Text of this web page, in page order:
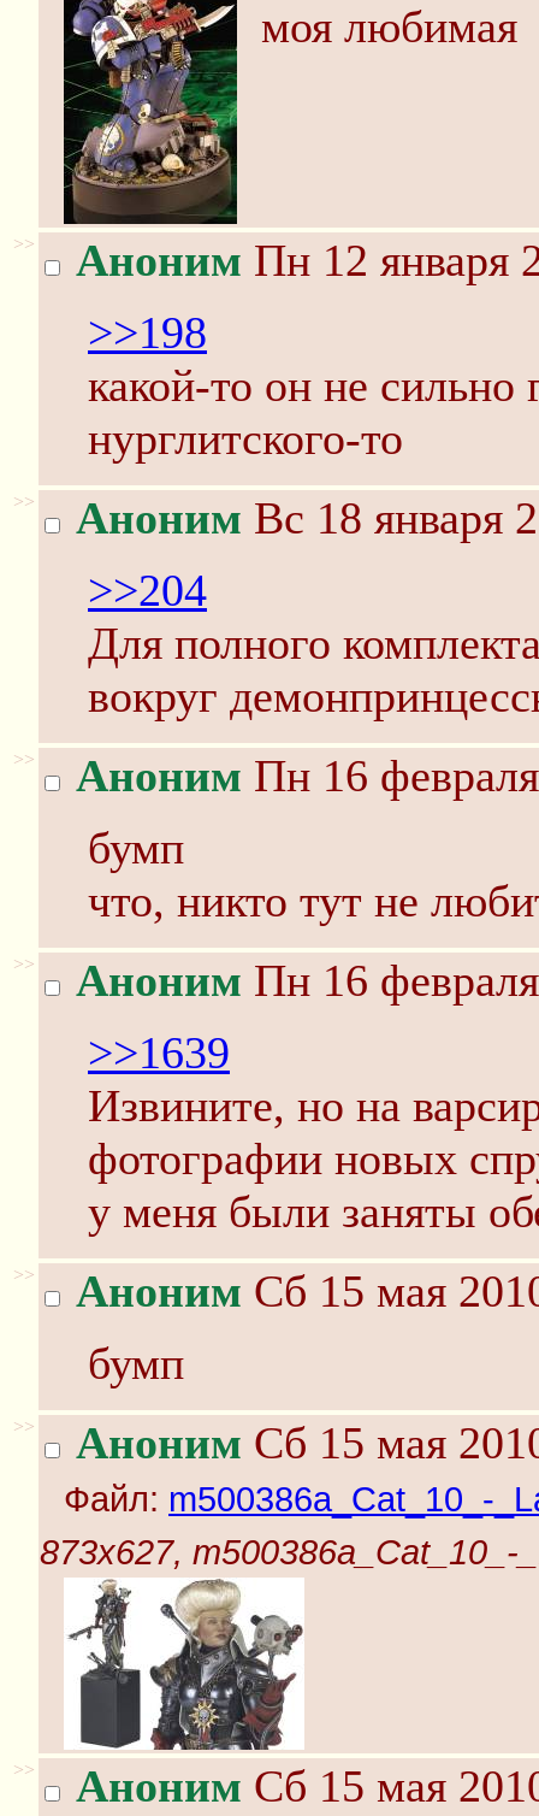
моя любимая
>> Аноним Пн 12 января
>>198
какой-то он не
нурглитского-то
>> Аноним Вс 18 января
>>204
Для полного
вокруг
>> Аноним Пн 16
бумп
что, никто тут не
>> Аноним Пн 16
>>1639
Извините, но на
фотографии новых
у меня были заняты
>> Аноним Сб 15 мая
бумп
>> Аноним Сб 15 мая
Файл: m500386a_Cat_10_-
873x627, m500386a_Cat_10_-
>> Аноним Сб 15 мая